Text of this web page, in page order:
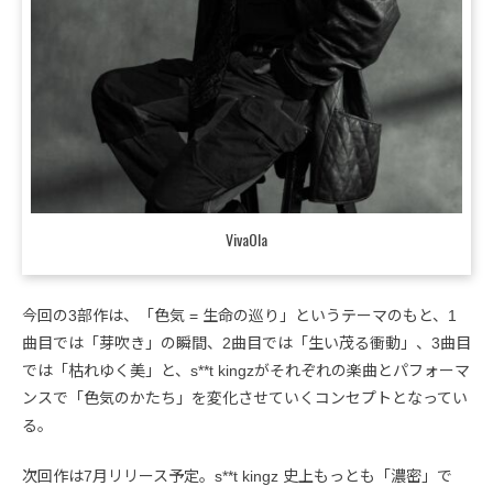
VivaOla
今回の3部作は、「色気 = 生命の巡り」というテーマのもと、1
曲目では「芽吹き」の瞬間、2曲目では「生い茂る衝動」、3曲目
では「枯れゆく美」と、s**t kingzがそれぞれの楽曲とパフォーマ
ンスで「色気のかたち」を変化させていくコンセプトとなってい
る。
次回作は7月リリース予定。s**t kingz 史上もっとも「濃密」で